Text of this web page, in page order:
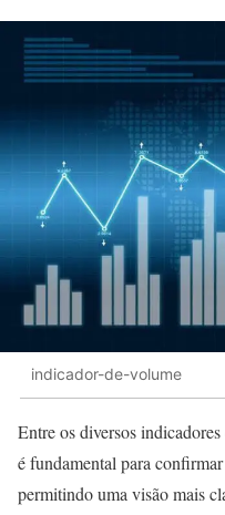
indicador-de-volume
Entre os diversos
é fundamental para
permitindo uma visão mais